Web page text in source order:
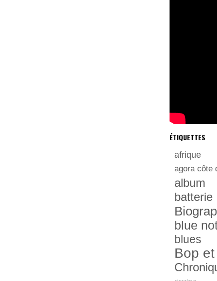
ÉTIQUETTES
afrique
agora côte
album
batterie
blue
blues
Bop